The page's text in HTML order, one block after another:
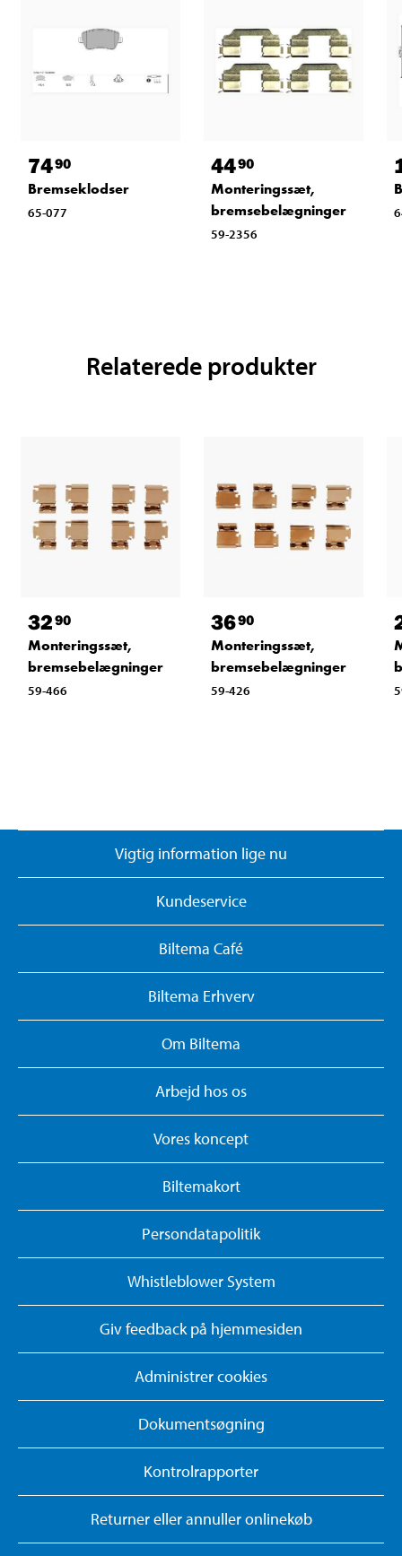
7490
Bremseklodser
65-077
4490
Monteringssæt,
bremsebelægninger
59-2356
Relaterede produkter
3290
Monteringssæt,
bremsebelægninger
59-466
3690
Monteringssæt,
bremsebelægninger
59-426
Vigtig information lige nu
Kundeservice
Biltema Café
Biltema Erhverv
Om Biltema
Arbejd hos os
Vores koncept
Biltemakort
Persondatapolitik
Whistleblower System
Giv feedback på hjemmesiden
Administrer cookies
Dokumentsøgning
Kontrolrapporter
Returner eller annuller onlinekøb